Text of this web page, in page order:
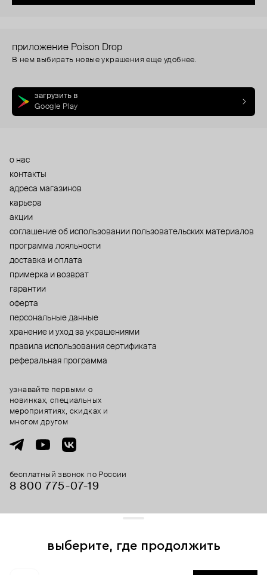
приложение Poison Drop
В нем выбирать новые украшения еще удобнее.
загрузить в
Google Play
о нас
контакты
адреса магазинов
карьера
акции
cоглашение об использовании пользовательских материалов
программа лояльности
доставка и оплата
примерка и возврат
гарантии
оферта
персональные данные
хранение и уход за украшениями
правила использования сертификата
реферальная программа
бесплатный звонок по России
8 800 775⁠-07⁠-19
узнавайте первыми о
новинках, специальных
мероприятиях, скидках и
многом другом
выберите, где продолжить